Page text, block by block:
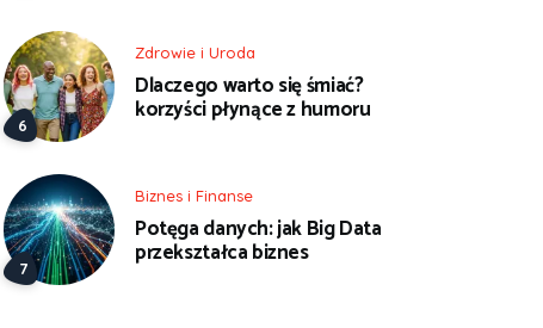
Zdrowie i Uroda
Dlaczego warto się śmiać?
korzyści płynące z humoru
Biznes i Finanse
Potęga danych: jak Big Data
przekształca biznes